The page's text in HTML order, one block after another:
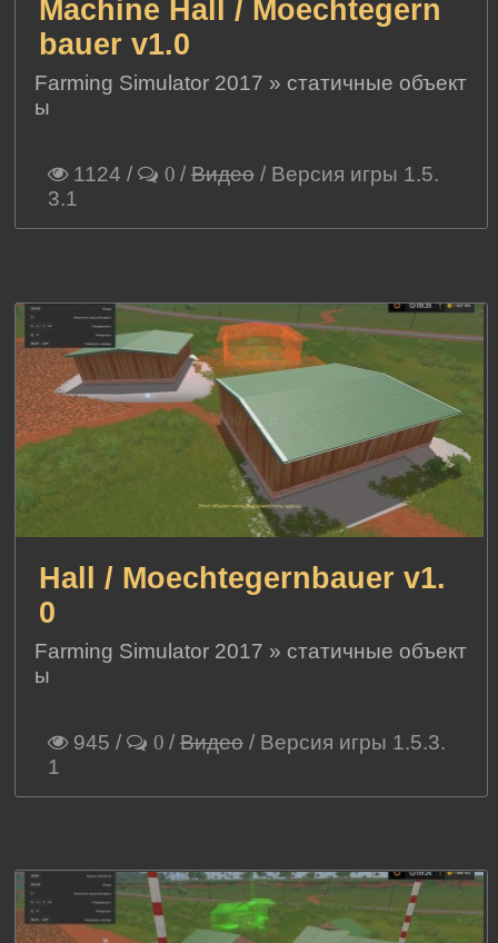
Machine Hall / Moechtegern
bauer v1.0
Farming Simulator 2017 » статичные объект
ы
1124 / 0 /Видео/ Версия игры 1.5.
3.1
Hall / Moechtegernbauer v1.
0
Farming Simulator 2017 » статичные объект
ы
945 / 0 /Видео/ Версия игры 1.5.3.
1